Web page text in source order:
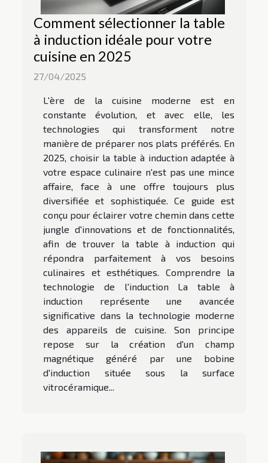
Comment sélectionner la table
à induction idéale pour votre
cuisine en 2025
27/04/2025
L'ère de la cuisine moderne est en
constante évolution, et avec elle, les
technologies qui transforment notre
manière de préparer nos plats préférés. En
2025, choisir la table à induction adaptée à
votre espace culinaire n'est pas une mince
affaire, face à une offre toujours plus
diversifiée et sophistiquée. Ce guide est
conçu pour éclairer votre chemin dans cette
jungle d'innovations et de fonctionnalités,
afin de trouver la table à induction qui
répondra parfaitement à vos besoins
culinaires et esthétiques. Comprendre la
technologie de l'induction La table à
induction représente une avancée
significative dans la technologie moderne
des appareils de cuisine. Son principe
repose sur la création d'un champ
magnétique généré par une bobine
d'induction située sous la surface
vitrocéramique...